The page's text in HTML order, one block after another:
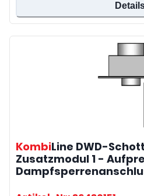
KombiLine DWD-Schott
Zusatzmodul 1 -